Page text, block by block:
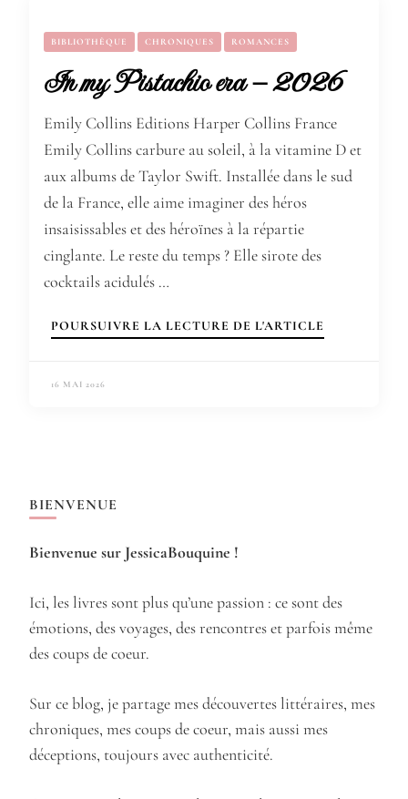
BIBLIOTHÈQUE CHRONIQUES ROMANCES
In my Pistachio era – 2026
Emily Collins Editions Harper Collins France
Emily Collins carbure au soleil, à la vitamine D et
aux albums de Taylor Swift. Installée dans le sud
de la France, elle aime imaginer des héros
insaisissables et des héroïnes à la répartie
cinglante. Le reste du temps ? Elle sirote des
cocktails acidulés …
POURSUIVRE LA LECTURE DE L'ARTICLE
16 MAI 2026
BIENVENUE
Bienvenue sur JessicaBouquine !
Ici, les livres sont plus qu’une passion : ce sont des
émotions, des voyages, des rencontres et parfois même
des coups de coeur.
Sur ce blog, je partage mes découvertes littéraires, mes
chroniques, mes coups de coeur, mais aussi mes
déceptions, toujours avec authenticité.